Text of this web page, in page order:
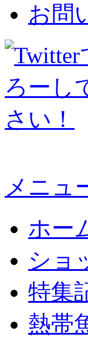
お問
メニュ
ホー
ショ
特集
熱帯